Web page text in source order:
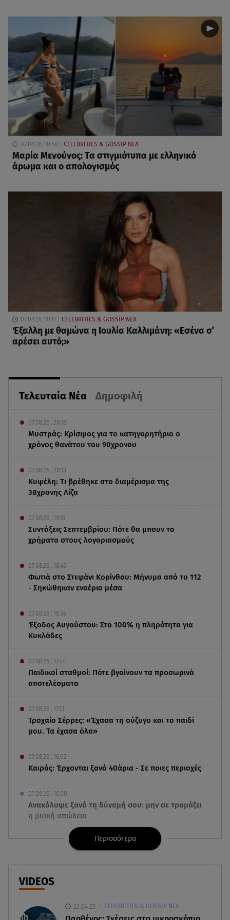
Τελευταία Νέα Δημοφιλή
07.08.26 , 20:18
Μυστράς: Κρίσιμος για το κατηγορητήριο ο
χρόνος θανάτου του 90χρονου
07.08.26 , 20:13
Κυψέλη: Tι βρέθηκε στο διαμέρισμα της
38χρονης Λίζα
07.08.26 , 19:15
Συντάξεις Σεπτεμβρίου: Πότε θα μπουν τα
χρήματα στους λογαριασμούς
07.08.26 , 18:45
Φωτιά στο Στεφάνι Κορίνθου: Μήνυμα από το 112
- Σηκώθηκαν εναέρια μέσα
07.08.26 , 18:34
Έξοδος Αυγούστου: Στο 100% η πληρότητα για
Κυκλάδες
07.08.26 , 17:44
Παιδικοί σταθμοί: Πότε βγαίνουν τα προσωρινά
αποτελέσματα
07.08.26 , 17:13
Τροχαίο Σέρρες: «Έχασα τη σύζυγο και το παιδί
μου. Τα έχασα όλα»
07.08.26 , 16:03
Καιρός: Έρχονται ξανά 40άρια - Σε ποιες περιοχές
07.08.26 , 16:00
Ανακάλυψε ξανά τη δύναμή σου: μην σε τρομάζει
η μυϊκή απώλεια
Ιωάννα Τούνη - Δημήτρης Σπυριδωνίδης: Η
throwback φωτογραφία από την Ίμπιζα
07.08.26 , 15:21
Toyota C-HR: Δέκα χρόνια ξεχωριστής
καινοτομίας και επιτυχίας
Περισσότερα
VIDEOS
22.04.25 CELEBRITIES & GOSSIP ΝΕΑ
07.08.26, 10:50 CELEBRITIES & GOSSIP ΝΕΑ
Μαρία Μενούνος: Τα στιγμιότυπα με ελληνικό
άρωμα και ο απολογισμός
07.08.26, 10:17 CELEBRITIES & GOSSIP ΝΕΑ
Έξαλλη με θαμώνα η Ιουλία Καλλιμάνη: «Εσένα σ’
αρέσει αυτό;»